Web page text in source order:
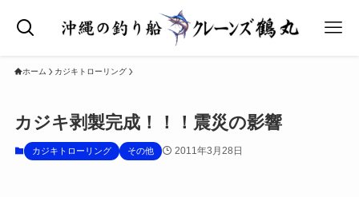
ホーム カジキトローリング
カジキ剥製完成！！！震災の影響
カジキトローリング その他 2011年3月28日